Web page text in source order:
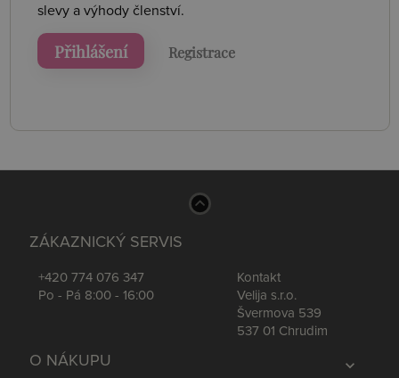
slevy a výhody členství.
Přihlášení Registrace
ZÁKAZNICKÝ SERVIS
+420 774 076 347
Po - Pá 8:00 - 16:00
Kontakt
Velija s.r.o.
Švermova 539
537 01 Chrudim
expand_more
O NÁKUPU